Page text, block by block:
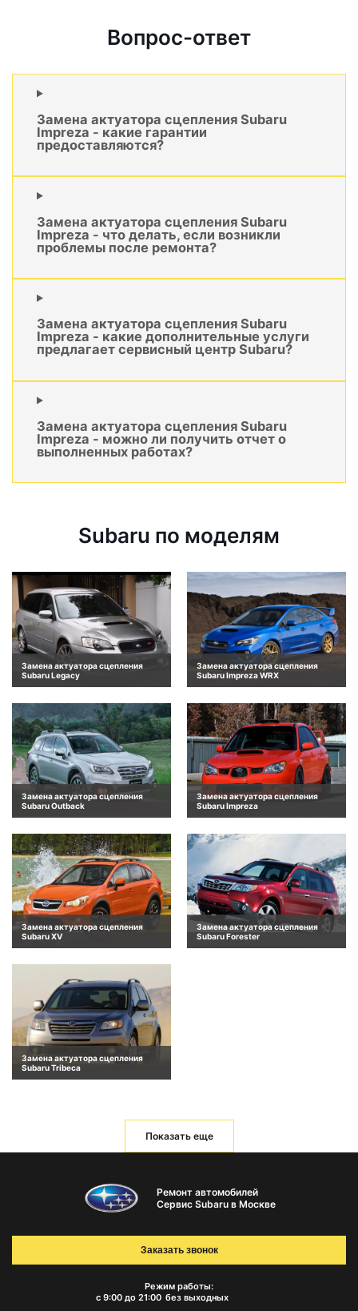
Вопрос-ответ
Замена актуатора сцепления Subaru
Impreza - какие гарантии
предоставляются?
Замена актуатора сцепления Subaru
Impreza - что делать, если возникли
проблемы после ремонта?
Замена актуатора сцепления Subaru
Impreza - какие дополнительные услуги
предлагает сервисный центр Subaru?
Замена актуатора сцепления Subaru
Impreza - можно ли получить отчет о
выполненных работах?
Subaru по моделям
Замена актуатора сцепления
Subaru Legacy
Замена актуатора сцепления
Subaru Impreza WRX
Замена актуатора сцепления
Subaru Outback
Замена актуатора сцепления
Subaru Impreza
Замена актуатора сцепления
Subaru XV
Замена актуатора сцепления
Subaru Forester
Замена актуатора сцепления
Subaru Tribeca
Показать еще
Ремонт автомобилей
Сервис Subaru в Москве
Режим работы:
с 9:00 до 21:00 без выходных
Заказать звонок